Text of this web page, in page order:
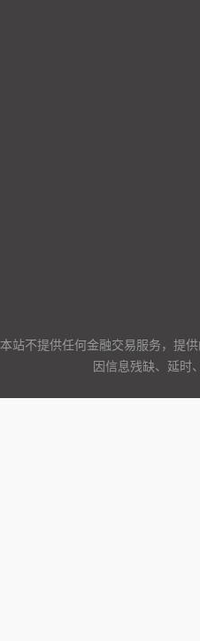
本站不提供任何金融交易服务，提
因信息残缺、延时